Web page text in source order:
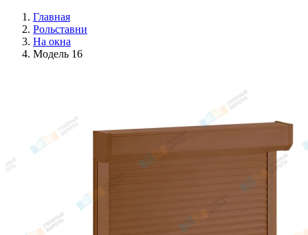
Главная
Рольставни
На окна
Модель 16